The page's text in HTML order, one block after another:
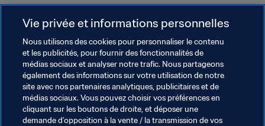
Développement durable
Droits de l'homme et lutte contre
la discrimination
Santé et médical
Initiatives en matière de
formation
Vie privée et informations personnelles
Nous utilisons des cookies pour personnaliser le contenu
et les publicités, pour fournir des fonctionnalités de
médias sociaux et analyser notre trafic. Nous partageons
également des informations sur votre utilisation de notre
site avec nos partenaires analytiques, publicitaires et de
médias sociaux. Vous pouvez choisir vos préférences en
cliquant sur les boutons de droite, et déposer une
demande d’opposition à la vente / la transmission de vos